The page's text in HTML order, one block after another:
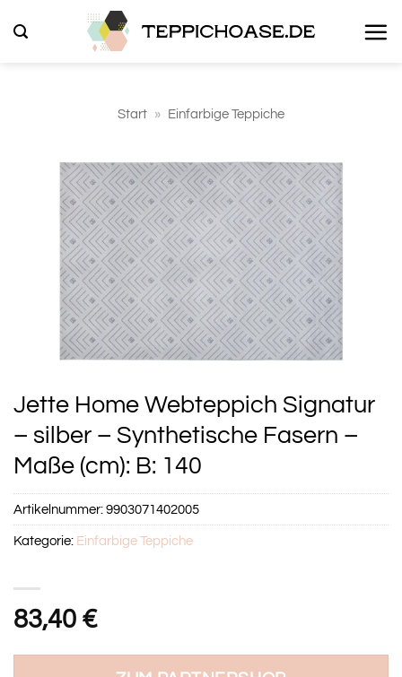
Inhalt
Start » Einfarbige Teppiche
Jette Home Webteppich Signatur
– silber – Synthetische Fasern –
Maße (cm): B: 140
83,40 €
Artikelnummer:9903071402005
Kategorie: Einfarbige Teppiche